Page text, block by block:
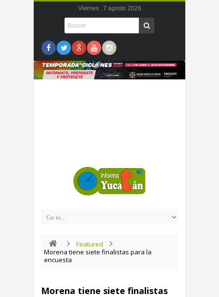
Viernes , 7 agosto 2026
Featured
Morena tiene siete finalistas para la
encuesta
Morena tiene siete finalistas